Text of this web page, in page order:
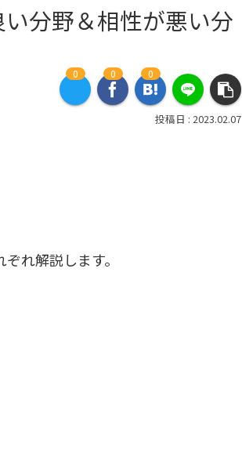
分野＆相性が悪い分
0 0 0
2023.02.07
れ解説します。